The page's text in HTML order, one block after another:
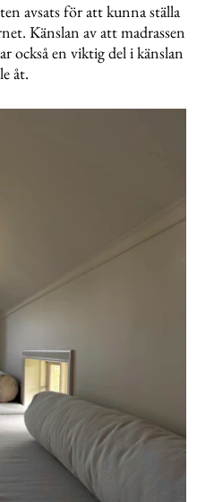
avsats för att kunna ställa
Känslan av att madrassen
också en viktig del i känslan
åt.